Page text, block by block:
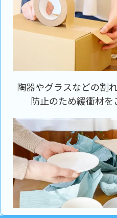
陶器やグラスなどの割
防止のため緩衝材を